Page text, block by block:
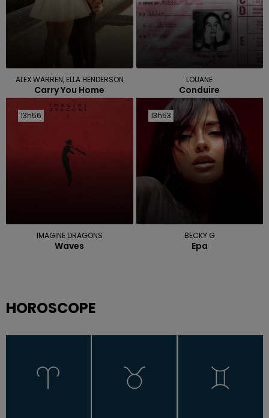
ALEX WARREN, ELLA HENDERSON
Carry You Home
LOUANE
Conduire
13h56
13h56
IMAGINE DRAGONS
Waves
13h53
13h53
BECKY G
Epa
HOROSCOPE